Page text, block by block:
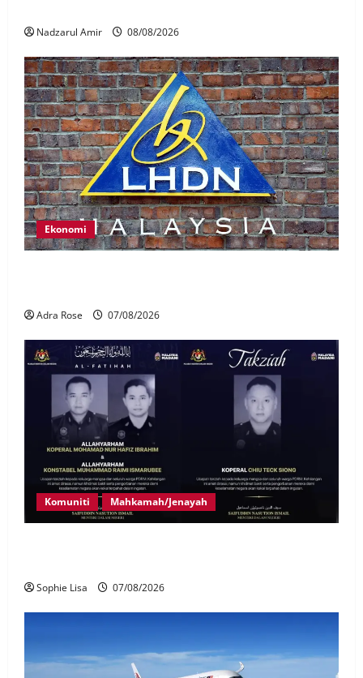
Nadzarul Amir 08/08/2026
Ekonomi
Adra Rose 07/08/2026
Komuniti Mahkamah/Jenayah
Sophie Lisa 07/08/2026